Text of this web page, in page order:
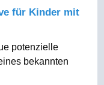
für Kinder mit
potenzielle
bekannten